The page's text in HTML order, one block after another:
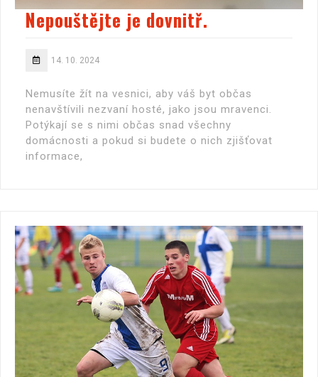
Nepouštějte je dovnitř.
14. 10. 2024
Nemusíte žít na vesnici, aby váš byt občas
nenavštívili nezvaní hosté, jako jsou mravenci.
Potýkají se s nimi občas snad všechny
domácnosti a pokud si budete o nich zjišťovat
informace,